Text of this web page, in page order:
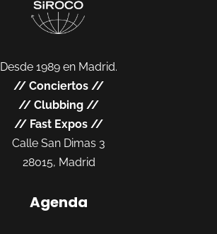
Desde 1989 en Madrid.
// Conciertos //
// Clubbing //
// Fast Expos //
Calle San Dimas 3
28015, Madrid
Agenda